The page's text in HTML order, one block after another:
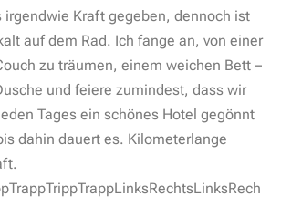
irgendwie Kraft gegeben, dennoch ist
auf dem Rad. Ich fange an, von einer
zu träumen, einem weichen Bett –
und feiere zumindest, dass wir
Tages ein schönes Hotel gegönnt
dahin dauert es. Kilometerlange